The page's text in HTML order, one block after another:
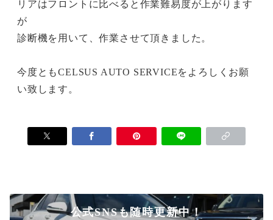
リアはフロントに比べると作業難易度が上がります
が
診断機を用いて、作業させて頂きました。
今度ともCELSUS AUTO SERVICEをよろしくお願
い致します。
公式SNSも随時更新中！